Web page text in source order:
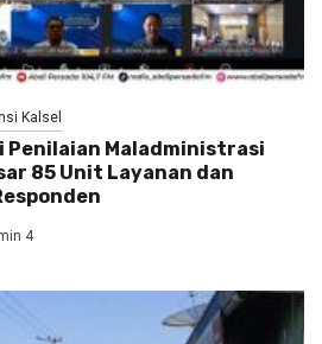
Kalsel
Penilaian Maladministrasi
85 Unit Layanan dan
4